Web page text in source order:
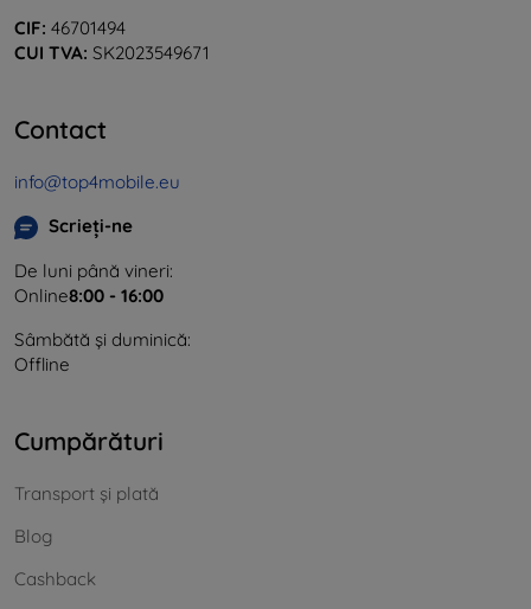
CIF: 46701494
CUI TVA: SK2023549671
Contact
info@top4mobile.eu
Scrieți-ne
De luni până vineri:
Online8:00 - 16:00
Sâmbătă și duminică:
Offline
Cumpărături
Transport și plată
Blog
Cashback